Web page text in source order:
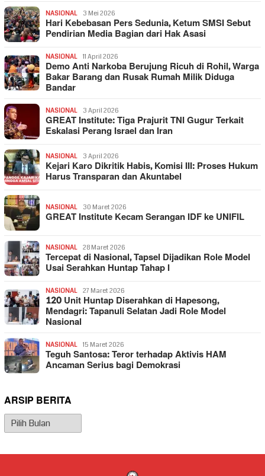
NASIONAL 3 Mei 2026
Hari Kebebasan Pers Sedunia, Ketum SMSI Sebut
Pendirian Media Bagian dari Hak Asasi
NASIONAL 11 April 2026
Demo Anti Narkoba Berujung Ricuh di Rohil, Warga
Bakar Barang dan Rusak Rumah Milik Diduga
Bandar
NASIONAL 3 April 2026
GREAT Institute: Tiga Prajurit TNI Gugur Terkait
Eskalasi Perang Israel dan Iran
NASIONAL 3 April 2026
Kejari Karo Dikritik Habis, Komisi III: Proses Hukum
Harus Transparan dan Akuntabel
NASIONAL 30 Maret 2026
GREAT Institute Kecam Serangan IDF ke UNIFIL
NASIONAL 28 Maret 2026
Tercepat di Nasional, Tapsel Dijadikan Role Model
Usai Serahkan Huntap Tahap I
NASIONAL 27 Maret 2026
120 Unit Huntap Diserahkan di Hapesong,
Mendagri: Tapanuli Selatan Jadi Role Model
Nasional
NASIONAL 15 Maret 2026
Teguh Santosa: Teror terhadap Aktivis HAM
Ancaman Serius bagi Demokrasi
ARSIP BERITA
Arsip
Berita